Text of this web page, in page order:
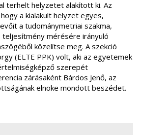
terhelt helyzetet alakított ki. Az
a kialakult helyzet egyes,
a tudománymetriai szakma,
teljesítmény mérésére irányuló
közelítse meg. A szekció
(ELTE PPK) volt, aki az egyetemek
szerepét
zárásaként Bárdos Jenő, az
elnöke mondott beszédet.